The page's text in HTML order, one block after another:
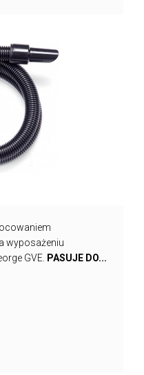
wyposażeniu
GVE. PASUJE DO...